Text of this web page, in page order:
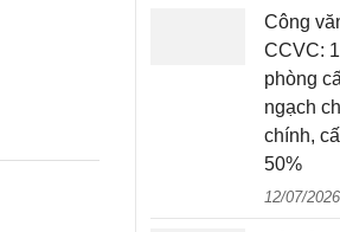
Công
CCVC:
phòng
ngạch
chính,
50%
12/07/2026